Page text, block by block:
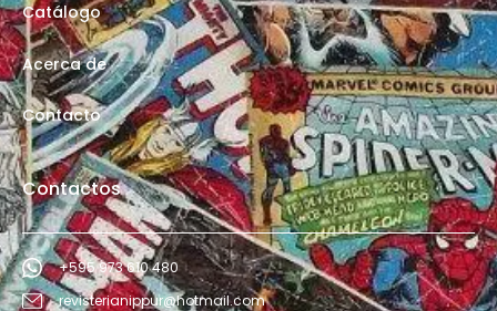
Catálogo
Acerca de
Contacto
Contactos
+595 973 610 480
revisterianippur@hotmail.com